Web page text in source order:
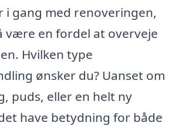
i gang med renoveringen,
være en fordel at overveje
Hvilken type
ønsker du? Uanset om
puds, eller en helt ny
have betydning for både